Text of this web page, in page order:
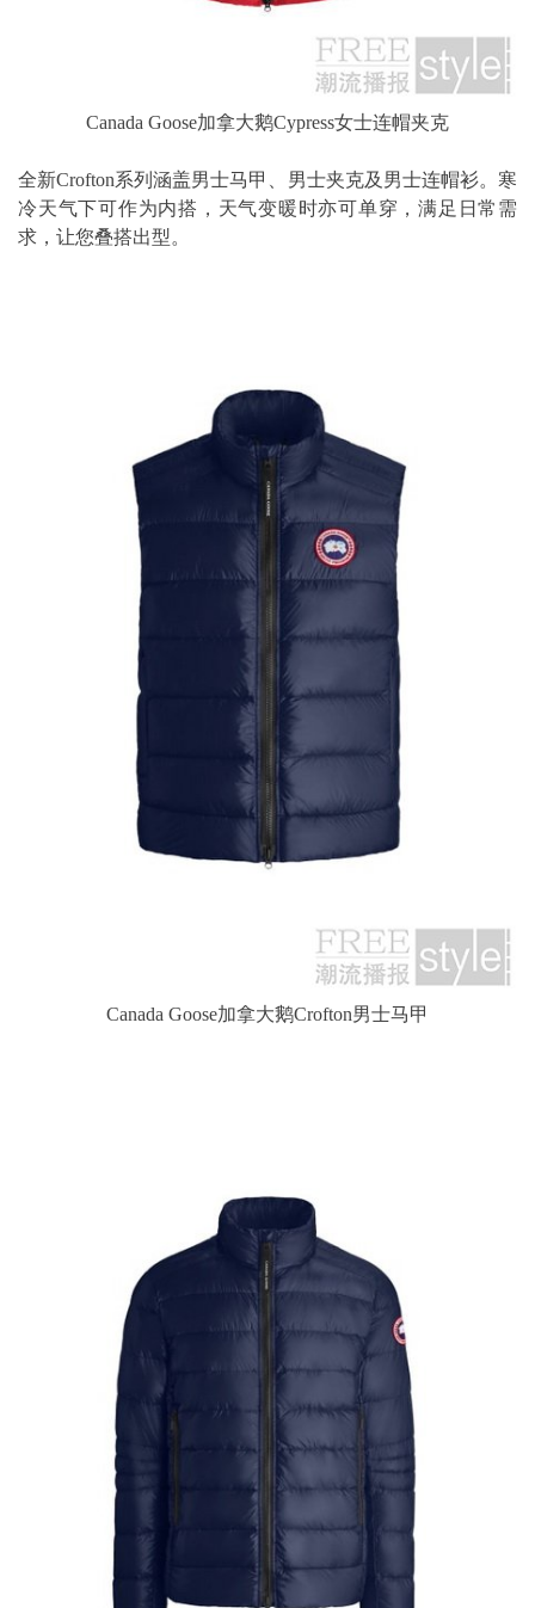
Canada Goose加拿大鹅Cypress女士连帽夹克
全新Crofton系列涵盖男士马甲、男士夹克及男士连帽衫。寒
冷天气下可作为内搭，天气变暖时亦可单穿，满足日常需
求，让您叠搭出型。
Canada Goose加拿大鹅Crofton男士马甲